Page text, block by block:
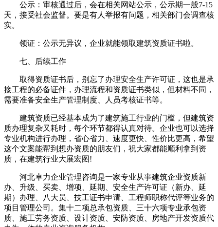
公示：审核通过后，会在相关网站公示，公示期一般7-15
天，接受社会监督。要是有人举报有问题，相关部门会调查核
实。
领证：公示无异议，企业就能领取建筑资质证书啦。
七、后续工作
取得资质证书后，别忘了办理安全生产许可证，这也是承
接工程的必备证件，办理流程和资质证书类似，但材料不同，
需要准备安全生产管理制度、人员考核证书等。
建筑资质已经基本成为了建筑施工行业的门槛，但建筑资
质办理复杂又耗时，每个环节都得认真对待。企业也可以选择
专业机构进行办理，省心省力、速度更快、性价比更高，希望
这个文案能帮到想办资质的朋友们，祝大家都能顺利拿到资
质，在建筑行业大展宏图!
河北卓力企业管理咨询是一家专业从事建筑企业资质新
办、升级、买卖、增项、延期、安全生产许可证（新办、延
期）办理、八大员、技工证书申请、工程师职称代评等业务的
项目管理公司。集十二项总承包资质、三十六项专业承包资
质、施工劳务资质、设计资质、安防资质、房地产开发资质代